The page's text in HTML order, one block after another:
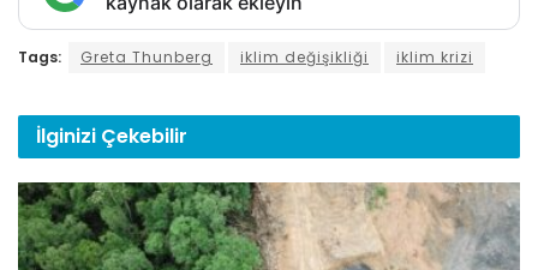
Tags: Greta Thunberg iklim değişikliği iklim krizi
İlginizi Çekebilir